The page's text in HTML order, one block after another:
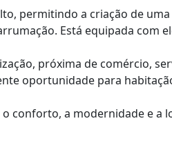
permitindo a criação de
Está equipada com
próxima de comércio,
oportunidade para
conforto, a modernidade e a